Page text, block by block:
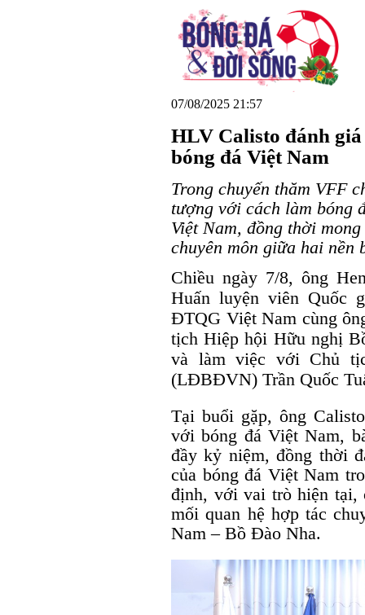
07/08/2025 21:57
HLV Calisto đánh giá
bóng đá Việt Nam
Trong chuyến thăm VFF
tượng với cách làm bóng
Việt Nam, đồng thời
chuyên môn giữa hai nền
Chiều ngày 7/8, ông
Huấn luyện viên Quốc
ĐTQG Việt Nam cùng
tịch Hiệp hội Hữu nghị
và làm việc với Chủ
(LĐBĐVN) Trần Quốc
Tại buổi gặp, ông
với bóng đá Việt Nam,
đầy kỷ niệm, đồng thời
của bóng đá Việt Nam
định, với vai trò hiện tại,
mối quan hệ hợp tác
Nam – Bồ Đào Nha.